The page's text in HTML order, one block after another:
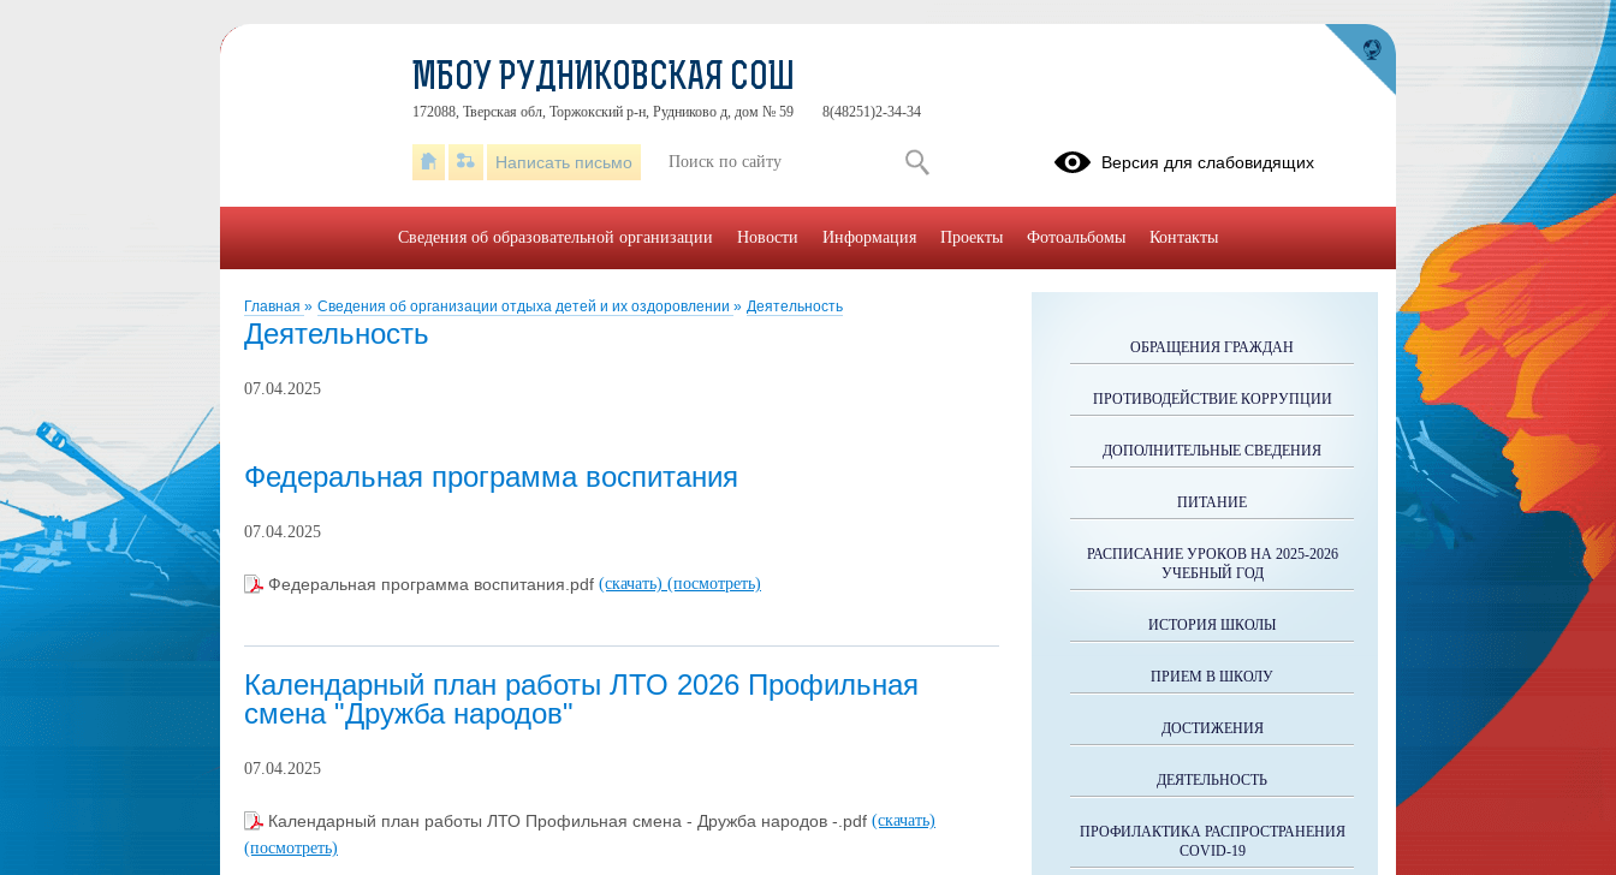
Главная » Сведения об организации отдыха детей и их оздоровлении » Деятельность
Деятельность
07.04.2025
Федеральная программа воспитания
07.04.2025
Федеральная программа воспитания.pdf (скачать) (посмотреть)
Календарный план работы ЛТО 2026 Профильная
смена "Дружба народов"
07.04.2025
Календарный план работы ЛТО Профильная смена - Дружба народов -.pdf (скачать)
(посмотреть)
ОБРАЩЕНИЯ ГРАЖДАН
ПРОТИВОДЕЙСТВИЕ КОРРУПЦИИ
ДОПОЛНИТЕЛЬНЫЕ СВЕДЕНИЯ
ПИТАНИЕ
РАСПИСАНИЕ УРОКОВ НА 2025-2026
УЧЕБНЫЙ ГОД
ИСТОРИЯ ШКОЛЫ
ПРИЕМ В ШКОЛУ
ДОСТИЖЕНИЯ
ДЕЯТЕЛЬНОСТЬ
ПРОФИЛАКТИКА РАСПРОСТРАНЕНИЯ
COVID-19
МБОУ РУДНИКОВСКАЯ СОШ
172088, Тверская обл, Торжокский р-н, Рудниково д, дом № 59 8(48251)2-34-34
Написать письмо Версия для слабовидящих
Сведения об образовательной организации Новости Информация Проекты Фотоальбомы Контакты